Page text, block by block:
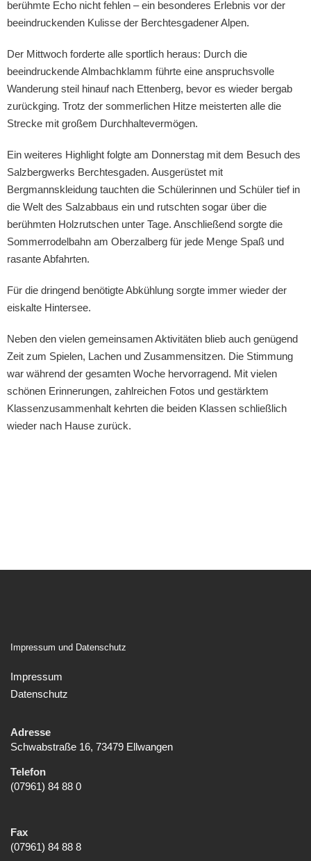
berühmte Echo nicht fehlen – ein besonderes Erlebnis vor der
beeindruckenden Kulisse der Berchtesgadener Alpen.
Der Mittwoch forderte alle sportlich heraus: Durch die
beeindruckende Almbachklamm führte eine anspruchsvolle
Wanderung steil hinauf nach Ettenberg, bevor es wieder bergab
zurückging. Trotz der sommerlichen Hitze meisterten alle die
Strecke mit großem Durchhaltevermögen.
Ein weiteres Highlight folgte am Donnerstag mit dem Besuch des
Salzbergwerks Berchtesgaden. Ausgerüstet mit
Bergmannskleidung tauchten die Schülerinnen und Schüler tief in
die Welt des Salzabbaus ein und rutschten sogar über die
berühmten Holzrutschen unter Tage. Anschließend sorgte die
Sommerrodelbahn am Oberzalberg für jede Menge Spaß und
rasante Abfahrten.
Für die dringend benötigte Abkühlung sorgte immer wieder der
eiskalte Hintersee.
Neben den vielen gemeinsamen Aktivitäten blieb auch genügend
Zeit zum Spielen, Lachen und Zusammensitzen. Die Stimmung
war während der gesamten Woche hervorragend. Mit vielen
schönen Erinnerungen, zahlreichen Fotos und gestärktem
Klassenzusammenhalt kehrten die beiden Klassen schließlich
wieder nach Hause zurück.
Impressum und Datenschutz
Impressum
Datenschutz
Adresse
Schwabstraße 16, 73479 Ellwangen
Telefon
(07961) 84 88 0
Fax
(07961) 84 88 8